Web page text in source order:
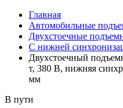
Главная
Автомобильные
Двухстоечные
С нижней
Двухстоечный
т, 380 В, нижняя
мм
В пути